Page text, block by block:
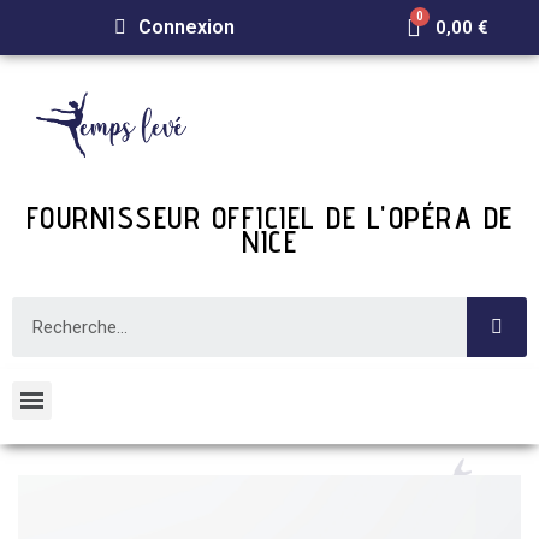
Connexion 0,00 €
FOURNISSEUR OFFICIEL DE L'OPÉRA DE
NICE